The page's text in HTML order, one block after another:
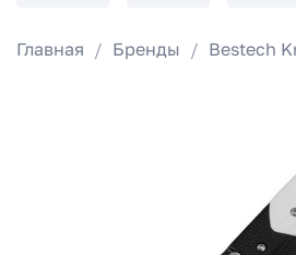
Главная Бренды Bestech